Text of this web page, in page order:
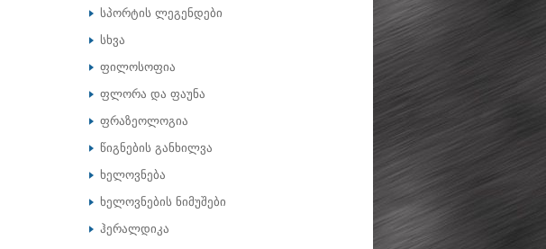
სპორტის ლეგენდები
სხვა
ფილოსოფია
ფლორა და ფაუნა
ფრაზეოლოგია
წიგნების განხილვა
ხელოვნება
ხელოვნების ნიმუშები
ჰერალდიკა